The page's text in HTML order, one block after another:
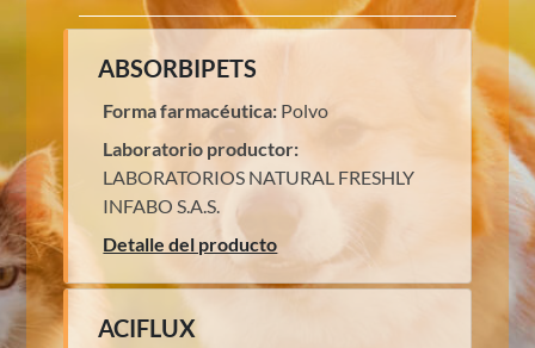
ABSORBIPETS
Forma farmacéutica: Polvo
Laboratorio productor:
LABORATORIOS NATURAL FRESHLY
INFABO S.A.S.
Detalle del producto
ACIFLUX